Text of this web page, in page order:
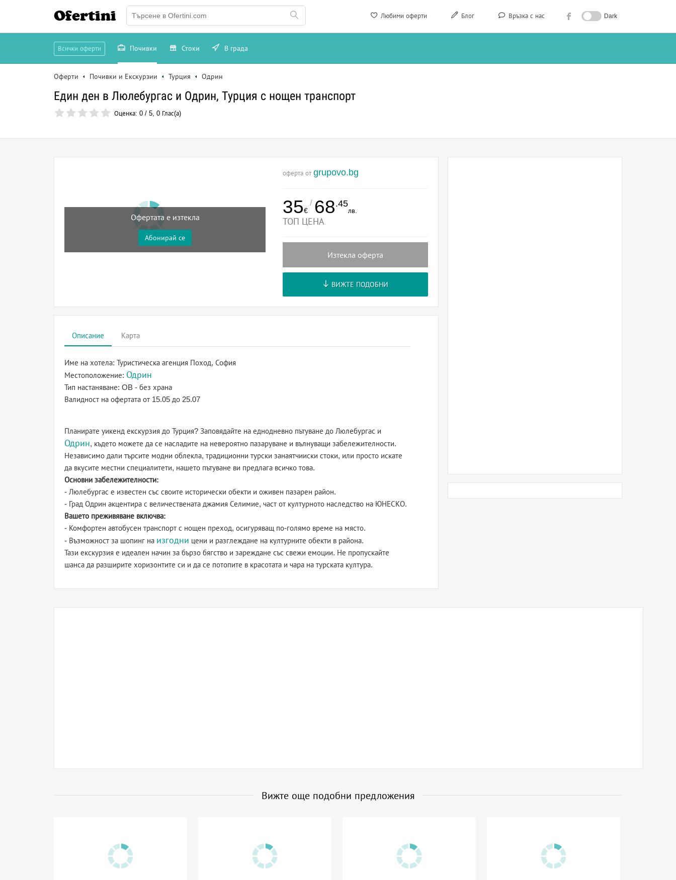
Любими оферти Блог Връзка с нас Dark
Ofertini
Всички оферти Почивки Стоки В града
Оферти Почивки и Екскурзии Турция Одрин
Един ден в Люлебургас и Одрин, Турция с нощен транспорт
Оценка: 0 / 5, 0 Глас(а)
Офертата е изтекла
Абонирай се
оферта от grupovo.bg
35€
/ 68.45
лв.
ТОП ЦЕНА
Изтекла оферта
ВИЖТЕ ПОДОБНИ
Описание Карта
Име на хотела: Туристическа агенция Поход, София
Местоположение: Одрин
Тип настаняване: OB - без храна
Валидност на офертата от 15.05 до 25.07
Планирате уикенд екскурзия до Турция? Заповядайте на еднодневно пътуване до Люлебургас и
Одрин, където можете да се насладите на невероятно пазаруване и вълнуващи забележителности.
Независимо дали търсите модни облекла, традиционни турски занаятчииски стоки, или просто искате
да вкусите местни специалитети, нашето пътуване ви предлага всичко това.
Основни забележителности:
- Люлебургас е известен със своите исторически обекти и оживен пазарен район.
- Град Одрин акцентира с величествената джамия Селимие, част от културното наследство на ЮНЕСКО.
Вашето преживяване включва:
- Комфортен автобусен транспорт с нощен преход, осигуряващ по-голямо време на място.
- Възможност за шопинг на изгодни цени и разглеждане на културните обекти в района.
Тази екскурзия е идеален начин за бързо бягство и зареждане със свежи емоции. Не пропускайте
шанса да разширите хоризонтите си и да се потопите в красотата и чара на турската култура.
Вижте още подобни предложения